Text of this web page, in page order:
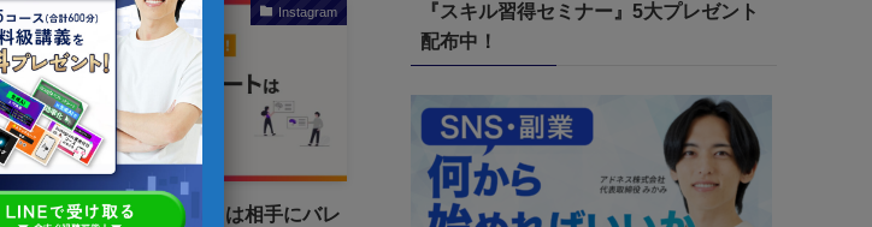
Instagram
インスタDMのミュートは相手にバレ
『スキル習得セミナー』5大プレゼント
配布中！